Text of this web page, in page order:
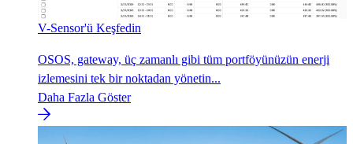
V-Sensor'ü Keşfedin
OSOS, gateway, üç zamanlı gibi tüm portföyünüzün enerji
izlemesini tek bir noktadan yönetin...
Daha Fazla Göster